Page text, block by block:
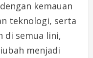
kemauan
teknologi, serta
di semua lini,
menjadi